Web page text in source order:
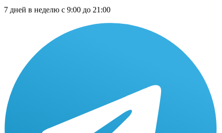
7 дней в неделю с 9:00 до 21:00